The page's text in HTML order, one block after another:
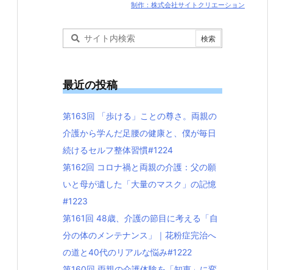
制作：株式会社サイトクリエーション
最近の投稿
第163回 「歩ける」ことの尊さ。両親の
介護から学んだ足腰の健康と、僕が毎日
続けるセルフ整体習慣#1224
第162回 コロナ禍と両親の介護：父の願
いと母が遺した「大量のマスク」の記憶
#1223
第161回 48歳、介護の節目に考える「自
分の体のメンテナンス」｜花粉症完治へ
の道と40代のリアルな悩み#1222